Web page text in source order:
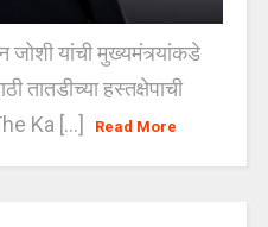
यांची मुख्यमंत्र्यांकडे
तातडीच्या हस्तक्षेपाची
Ka [...]
Read More